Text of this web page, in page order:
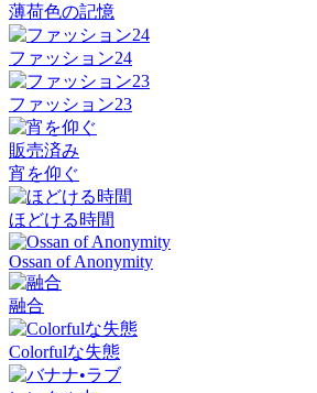
薄荷色の記憶
ファッション24
ファッション23
販売済み
宵を仰ぐ
ほどける時間
Ossan of Anonymity
融合
Colorfulな失態